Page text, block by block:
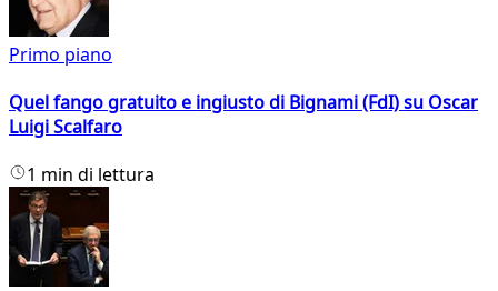
Primo piano
Quel fango gratuito e ingiusto di Bignami (FdI) su Oscar
Luigi Scalfaro
1 min di lettura